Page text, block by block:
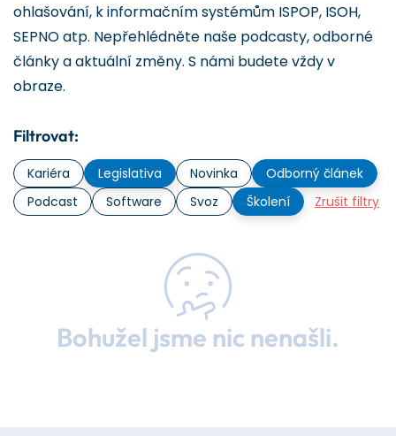
ohlašování, k informačním systémům ISPOP, ISOH,
SEPNO atp. Nepřehlédněte naše podcasty, odborné
články a aktuální změny. S námi budete vždy v
obraze.
Filtrovat:
Kariéra Legislativa Novinka
Odborný článek
Podcast
Software Svoz Školení Zrušit filtry
Bohužel jsme nic nenašli.